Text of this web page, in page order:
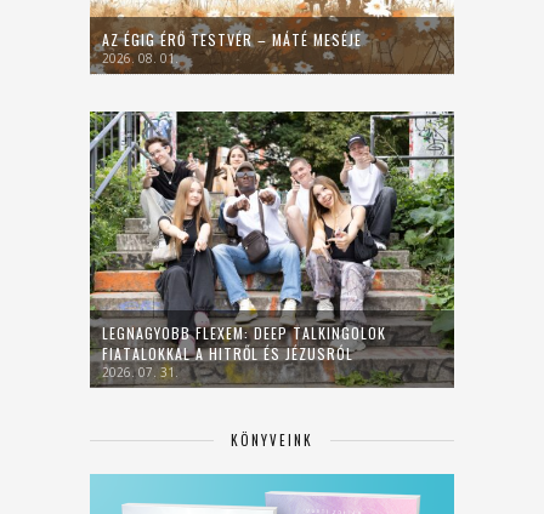
AZ ÉGIG ÉRŐ TESTVÉR – MÁTÉ MESÉJE
2026. 08. 01.
LEGNAGYOBB FLEXEM: DEEP TALKINGOLOK
FIATALOKKAL A HITRŐL ÉS JÉZUSRÓL
2026. 07. 31.
KÖNYVEINK